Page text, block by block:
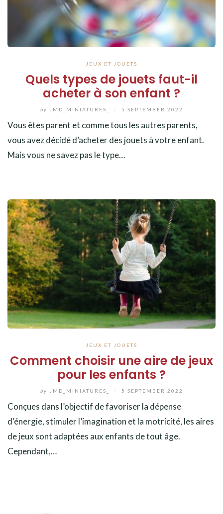
JEUX ET JOUETS
Quels types de jouets faut-il
acheter à son enfant ?
by JMD_MINIATURES_ 5 SEPTEMBER 2022
Vous êtes parent et comme tous les autres parents,
vous avez décidé d’acheter des jouets à votre enfant.
Mais vous ne savez pas le type…
JEUX ET JOUETS
Comment choisir une aire de jeux
pour les enfants ?
by JMD_MINIATURES_ 5 SEPTEMBER 2022
Conçues dans l’objectif de favoriser la dépense
d’énergie, stimuler l’imagination et la motricité, les aires
de jeux sont adaptées aux enfants de tout âge.
Cependant,…